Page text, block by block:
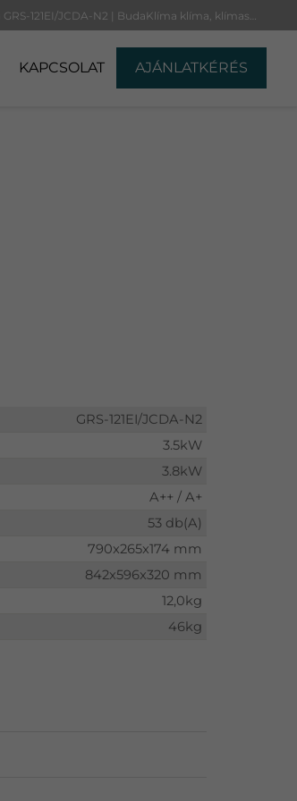
Comfort Inverteres klíma GRS-121EI/JCDA-N2 | BudaKlíma klíma, klímaszerelés
KAPCSOLAT AJÁNLATKÉRÉS
GRS-121EI/JCDA-N2
3.5kW
3.8kW
A++ / A+
53 db(A)
790x265x174 mm
842x596x320 mm
12,0kg
46kg